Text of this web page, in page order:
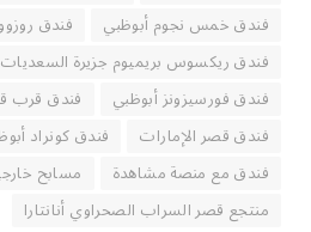
فندق خمس نجوم أبوظبي
فندق
فندق ريكسوس بريميوم جزيرة السعديات
فندق فورسيزونز أبوظبي
فندق قرب
فندق قصر الإمارات
فندق كونراد
فندق مع منصة مشاهدة
مسابح
منتجع قصر السراب الصحراوي أنانتارا